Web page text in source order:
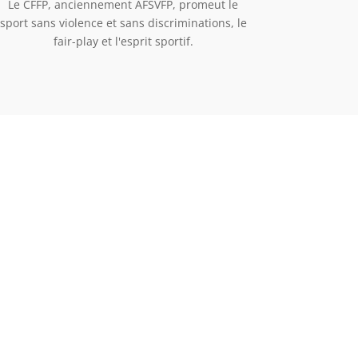
Le CFFP, anciennement AFSVFP, promeut le
sport sans violence et sans discriminations, le
fair-play et l'esprit sportif.